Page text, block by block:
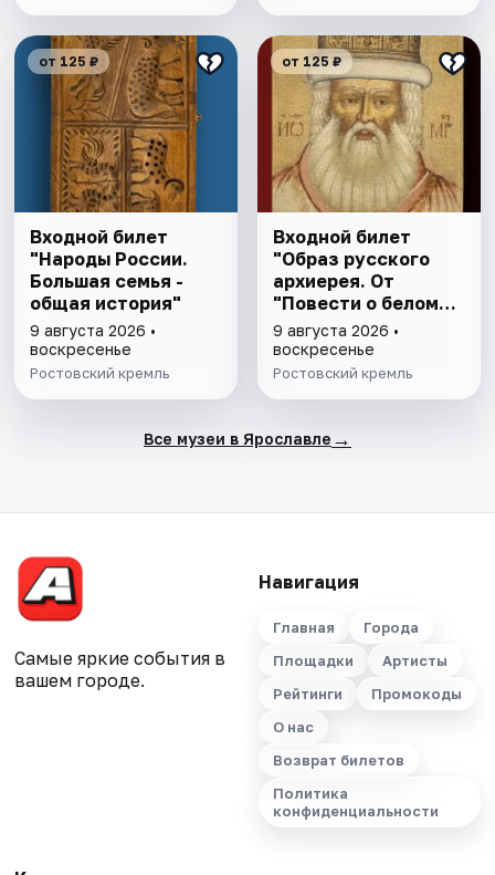
от 125 ₽
Входной билет
"Народы России.
Большая семья -
общая история"
9 августа 2026 •
воскресенье
Ростовский кремль
от 125 ₽
Входной билет
"Образ русского
архиерея. От
"Повести о белом
клобуке" до
восстановления
патриаршества"
9 августа 2026 •
воскресенье
Ростовский кремль
Все музеи в Ярославле →
Самые яркие события в
вашем городе.
Навигация
Главная
Города
Площадки
Артисты
Рейтинги
Промокоды
О нас
Возврат билетов
Политика
конфиденциальности